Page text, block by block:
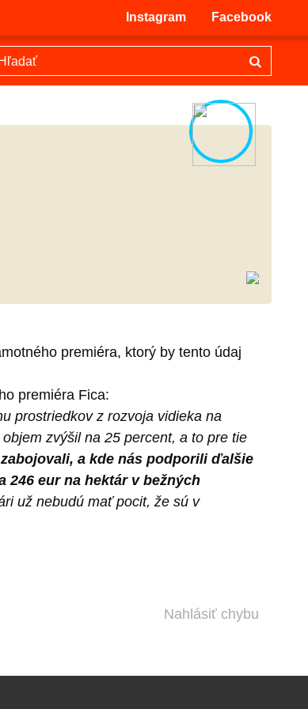
Instagram Facebook
premiéra, ktorý by tento údaj
premiéra Fica:
prostriedkov z rozvoja vidieka na
zvýšil na 25 percent, a to pre tie
a kde nás podporili ďalšie
246 eur na hektár v bežných
už nebudú mať pocit, že sú v
Nahlásiť chybu